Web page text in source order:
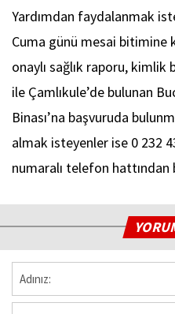
Yardımdan faydalanmak
Cuma günü mesai bitimine
onaylı sağlık raporu,
ile Çamlıkule’de bulunan
Binası’na başvuruda
almak isteyenler ise 0 232
numaralı telefon hattından